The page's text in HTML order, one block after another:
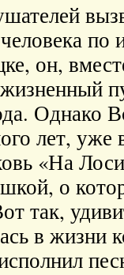
он,
Однако
лет, уже
«На
о
так,
в жизни